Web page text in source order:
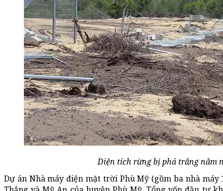
Diện tích rừng bị phá trắng nằm
Dự án Nhà máy điện mặt trời Phù Mỹ (gồm ba nhà máy